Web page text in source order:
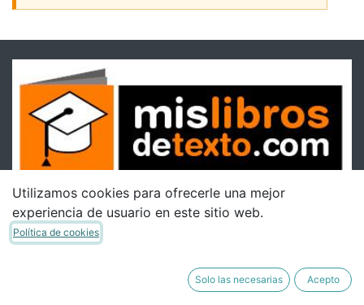
Utilizamos cookies para ofrecerle una mejor
experiencia de usuario en este sitio web.
Política de cookies
Solo las necesarias Acepto